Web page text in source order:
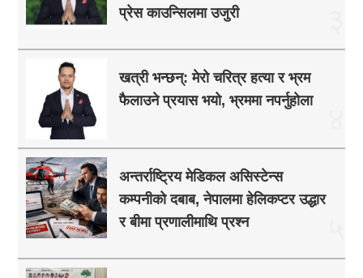
प्रेस काउन्सिलमा उजुरी
खत्री भन्छन्: मेरो चरित्र हत्या र भ्रम
फैलाउने प्रयास भयो, भ्रममा नपर्नुहोला
अन्तर्राष्ट्रिय मेडिकल असिस्टेन्स
कम्पनीको दबाब, नेपालमा हेलिकप्टर उद्धार
र बीमा प्रणालीमाथि प्रश्न